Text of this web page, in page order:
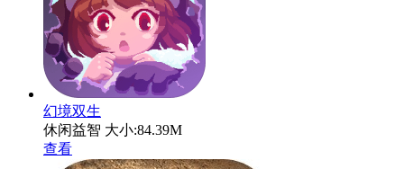
幻境双生
休闲益智 大小:84.39M
查看